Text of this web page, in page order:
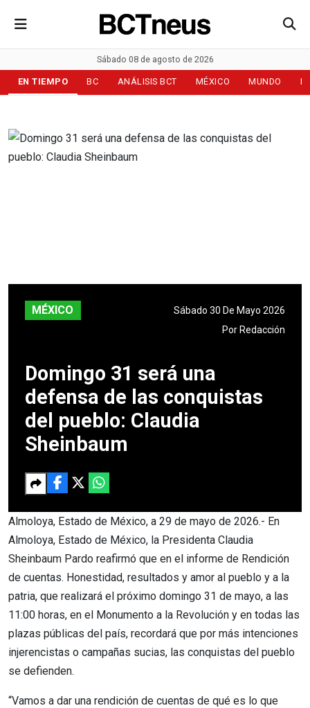
Sábado 08 de agosto de 2026
EN TIEMPO BC ANÁLISIS BCT MÉXICO MUNDO
MÉXICO
Sábado 30 De Mayo 2026
Por Redacción
Domingo 31 será una
defensa de las conquistas
del pueblo: Claudia
Sheinbaum
Almoloya, Estado de México, a 29 de mayo de 2026.- En
Almoloya, Estado de México, la Presidenta Claudia
Sheinbaum Pardo reafirmó que en el informe de Rendición
de cuentas. Honestidad, resultados y amor al pueblo y a la
patria, que realizará el próximo domingo 31 de mayo, a las
11:00 horas, en el Monumento a la Revolución y en todas las
plazas públicas del país, recordará que por más intenciones
injerencistas o campañas sucias, las conquistas del pueblo
se defienden.
“Vamos a dar una rendición de cuentas de qué es lo que